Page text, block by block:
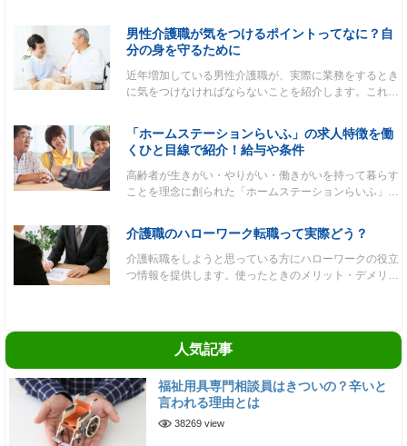
男性介護職が気をつけるポイントってなに？自
分の身を守るために
近年増加している男性介護職が、実際に業務をするとき
に気をつけなければならないことを紹介します。これ…
「ホームステーションらいふ」の求人特徴を働
くひと目線で紹介！給与や条件
高齢者が生きがい・やりがい・働きがいを持って暮らす
ことを理念に創られた「ホームステーションらいふ」…
介護職のハローワーク転職って実際どう？
介護転職をしようと思っている方にハローワークの役立
つ情報を提供します。使ったときのメリット・デメリ…
人気記事
福祉用具専門相談員はきついの？辛いと
言われる理由とは
38269 view